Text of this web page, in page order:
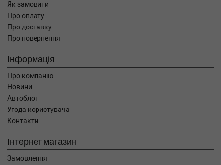
Як замовити
Про оплату
Про доставку
Про повернення
Інформація
Про компанію
Новини
Автоблог
Угода користувача
Контакти
Інтернет магазин
Замовлення